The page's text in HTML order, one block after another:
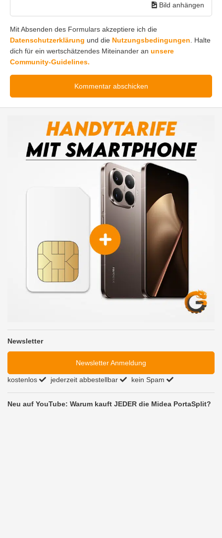
Bild anhängen
Mit Absenden des Formulars akzeptiere ich die
Datenschutzerklärung und die Nutzungsbedingungen . Halte
dich für ein wertschätzendes Miteinander an unsere
Community-Guidelines.
Newsletter
Newsletter Anmeldung
kostenlos jederzeit abbestellbar kein Spam
Neu auf YouTube: Warum kauft JEDER die Midea PortaSplit?